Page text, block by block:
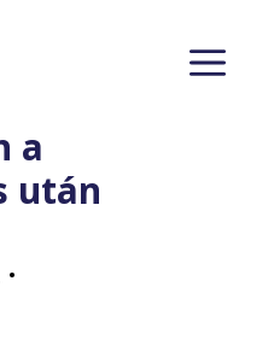
a
után
•